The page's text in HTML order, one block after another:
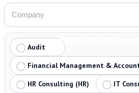
ПОШУК ТА ПІДБІР
ПЕРЕДІНВЕСТИЦІЙНА
(TAX DUE DILIGENCE)
ПІДГОТОВКА ЗВІТІВ ПРО
ОПЕРАЦІЇ
ПІДГОТОВКА
REPORTING
Audit
Financial Management &
HR Consulting (HR)
IT